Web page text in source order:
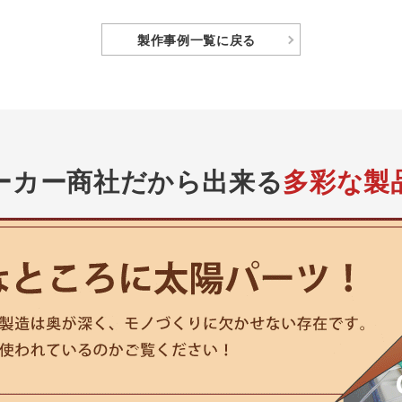
製作事例一覧に戻る
カー商社だから出来る多彩な製